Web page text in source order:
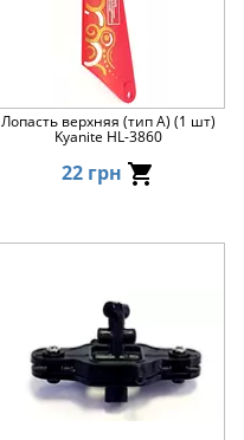
Лопасть верхняя (тип А) (1 шт)
Kyanite HL-3860
22 грн